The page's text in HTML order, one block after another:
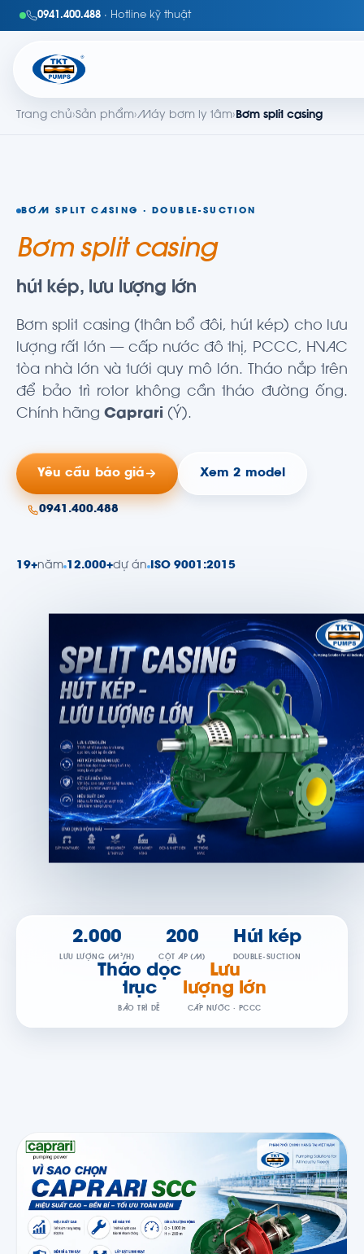
0941.400.488 · Hotline kỹ thuật
Trang chủ›Sản phẩm›Máy bơm ly tâm›Bơm split casing
BƠM SPLIT CASING · DOUBLE-SUCTION
Bơm split casing
hút kép, lưu lượng lớn
Bơm split casing (thân bổ đôi, hút kép) cho lưu
lượng rất lớn — cấp nước đô thị, PCCC, HVAC
tòa nhà lớn và tưới quy mô lớn. Tháo nắp trên
để bảo trì rotor không cần tháo đường ống.
Chính hãng Caprari (Ý).
Yêu cầu báo giá Xem 2 model
0941.400.488
19+năm 12.000+dự án ISO 9001:2015
2.000
LƯU LƯỢNG (M³/H)
200
CỘT ÁP (M)
Hút kép
DOUBLE-SUCTION
Tháo dọc
trục
BẢO TRÌ DỄ
Lưu
lượng lớn
CẤP NƯỚC · PCCC